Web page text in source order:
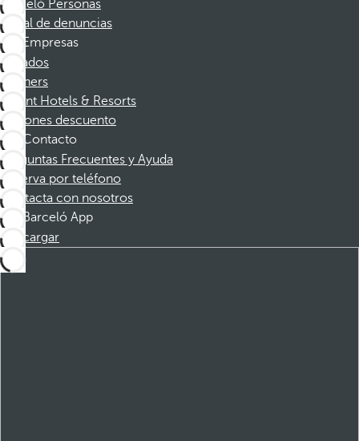
Barceló Personas
Canal de denuncias
Empresas
Afiliados
Partners
Dorint Hotels & Resorts
Cupones descuento
Contacto
Preguntas Frecuentes y Ayuda
Reserva por teléfono
Contacta con nosotros
Barceló App
Descargar